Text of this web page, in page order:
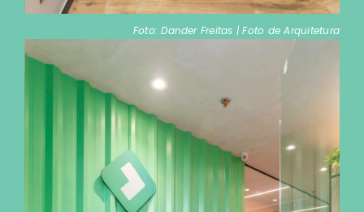
Foto: Dander Freitas | Foto de Arquitetura